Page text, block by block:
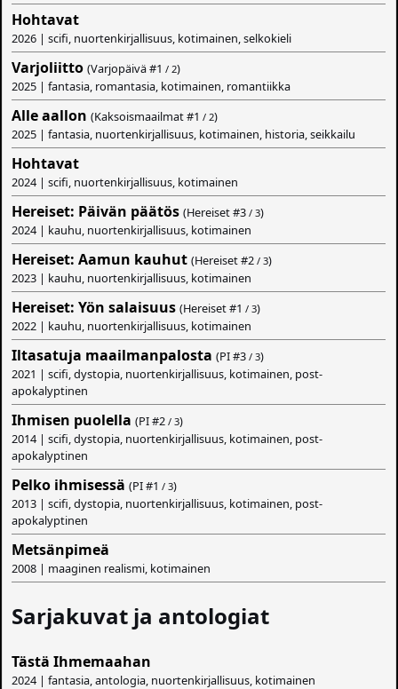
Hohtavat
2026 | scifi, nuortenkirjallisuus, kotimainen, selkokieli
Varjoliitto (Varjopäivä #1 / 2)
2025 | fantasia, romantasia, kotimainen, romantiikka
Alle aallon (Kaksoismaailmat #1 / 2)
2025 | fantasia, nuortenkirjallisuus, kotimainen, historia, seikkailu
Hohtavat
2024 | scifi, nuortenkirjallisuus, kotimainen
Hereiset: Päivän päätös (Hereiset #3 / 3)
2024 | kauhu, nuortenkirjallisuus, kotimainen
Hereiset: Aamun kauhut (Hereiset #2 / 3)
2023 | kauhu, nuortenkirjallisuus, kotimainen
Hereiset: Yön salaisuus (Hereiset #1 / 3)
2022 | kauhu, nuortenkirjallisuus, kotimainen
Iltasatuja maailmanpalosta (PI #3 / 3)
2021 | scifi, dystopia, nuortenkirjallisuus, kotimainen, post-
apokalyptinen
Ihmisen puolella (PI #2 / 3)
2014 | scifi, dystopia, nuortenkirjallisuus, kotimainen, post-
apokalyptinen
Pelko ihmisessä (PI #1 / 3)
2013 | scifi, dystopia, nuortenkirjallisuus, kotimainen, post-
apokalyptinen
Metsänpimeä
2008 | maaginen realismi, kotimainen
Sarjakuvat ja antologiat
Tästä Ihmemaahan
2024 | fantasia, antologia, nuortenkirjallisuus, kotimainen